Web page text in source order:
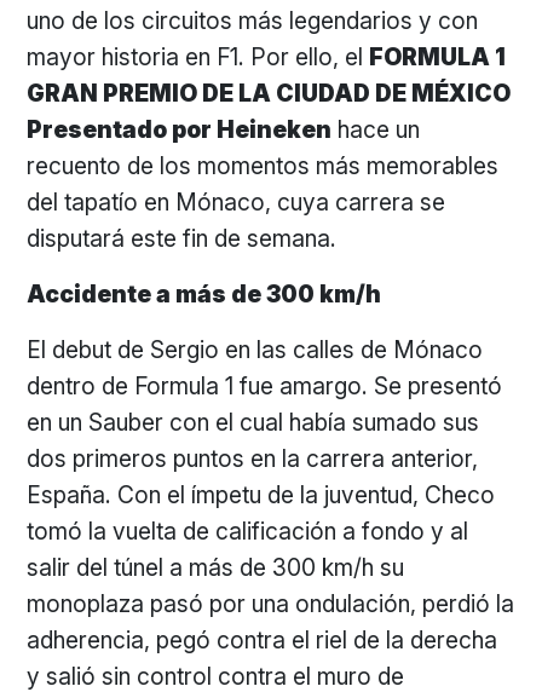
uno de los circuitos más legendarios y con
mayor historia en F1. Por ello, el FORMULA 1
GRAN PREMIO DE LA CIUDAD DE MÉXICO
Presentado por Heineken hace un
recuento de los momentos más memorables
del tapatío en Mónaco, cuya carrera se
disputará este fin de semana.
Accidente a más de 300 km/h
El debut de Sergio en las calles de Mónaco
dentro de Formula 1 fue amargo. Se presentó
en un Sauber con el cual había sumado sus
dos primeros puntos en la carrera anterior,
España. Con el ímpetu de la juventud, Checo
tomó la vuelta de calificación a fondo y al
salir del túnel a más de 300 km/h su
monoplaza pasó por una ondulación, perdió la
adherencia, pegó contra el riel de la derecha
y salió sin control contra el muro de